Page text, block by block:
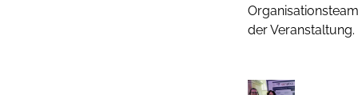
Organisationsteam
der Veranstaltung.